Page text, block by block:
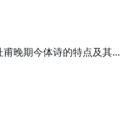
程千帆 莫砺锋：老去诗篇浑漫与——论杜甫晚期今体诗的特点及其对宋人的影响